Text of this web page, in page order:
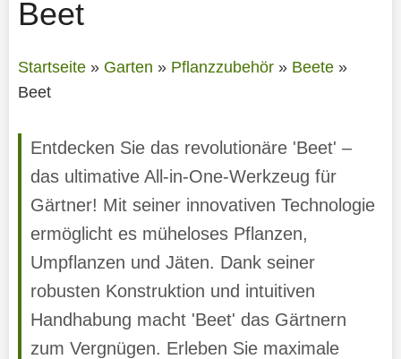
Beet
Startseite» Garten » Pflanzzubehör» Beete»
Beet
Entdecken Sie das revolutionäre 'Beet' –
das ultimative All-in-One-Werkzeug für
Gärtner! Mit seiner innovativen Technologie
ermöglicht es müheloses Pflanzen,
Umpflanzen und Jäten. Dank seiner
robusten Konstruktion und intuitiven
Handhabung macht 'Beet' das Gärtnern
zum Vergnügen. Erleben Sie maximale